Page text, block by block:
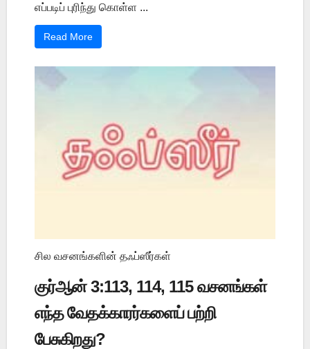
எப்படிப் புரிந்து கொள்ள ...
Read More
சில வசனங்களின் தஃப்ஸீர்கள்
குர்ஆன் 3:113, 114, 115 வசனங்கள்
எந்த வேதக்காரர்களைப் பற்றி
பேசுகிறது?